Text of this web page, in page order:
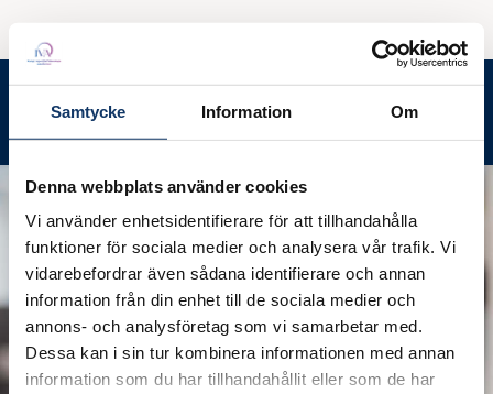
Samtycke Information Om
Denna webbplats använder cookies
Vi använder enhetsidentifierare för att tillhandahålla
funktioner för sociala medier och analysera vår trafik. Vi
vidarebefordrar även sådana identifierare och annan
information från din enhet till de sociala medier och
annons- och analysföretag som vi samarbetar med.
Dessa kan i sin tur kombinera informationen med annan
information som du har tillhandahållit eller som de har
Search Menu